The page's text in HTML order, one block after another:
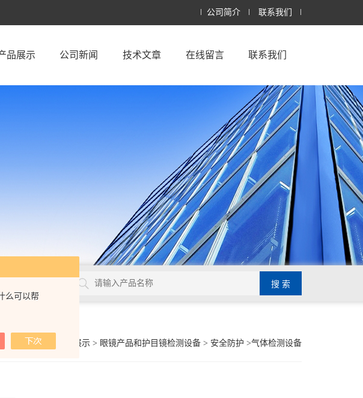
么可以帮
公司简介 联系我们
品展示 公司新闻 技术文章 在线留言 联系我们
规格尺寸测量
人工晶状体尺寸
位置：首页 产品展示 > 眼镜产品和护目镜检测设备 > 安全防护 >气体检测设备